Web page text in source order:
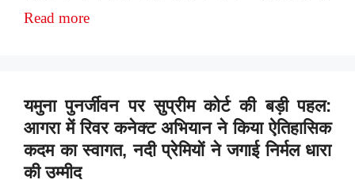
Read more
यमुना पुनर्जीवन पर सुप्रीम कोर्ट की बड़ी पहल:
आगरा में रिवर कनेक्ट अभियान ने किया ऐतिहासिक
कदम का स्वागत, नदी प्रेमियों ने जगाई निर्मल धारा
की उम्मीद